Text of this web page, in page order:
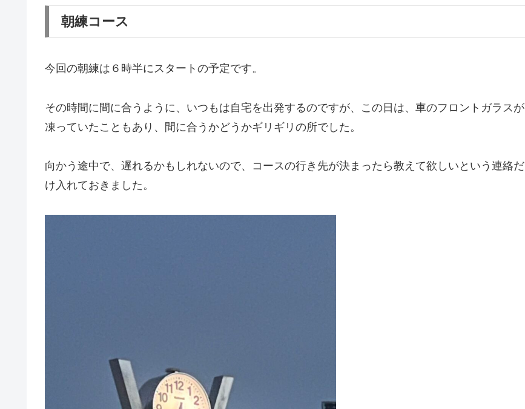
朝練コース
今回の朝練は６時半にスタートの予定です。
その時間に間に合うように、いつもは自宅を出発するのですが、この日は、車のフロントガラスが
凍っていたこともあり、間に合うかどうかギリギリの所でした。
向かう途中で、遅れるかもしれないので、コースの行き先が決まったら教えて欲しいという連絡だ
け入れておきました。